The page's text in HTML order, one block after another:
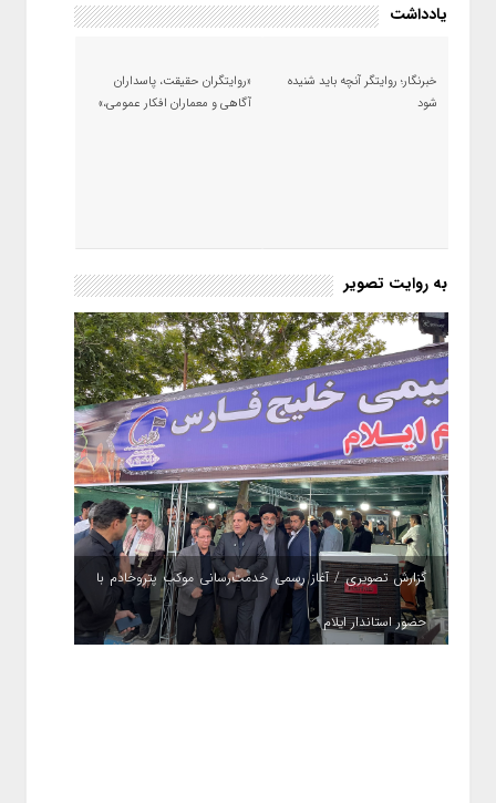
یادداشت
خبرنگار؛ روایتگر آنچه باید شنیده
شود
«روایتگران حقیقت، پاسداران
آگاهی و معماران افکار عمومی،»
به روایت تصویر
گزارش تصویری / آغاز رسمی خدمت‌رسانی موکب پتروخادم با
حضور استاندار ایلام